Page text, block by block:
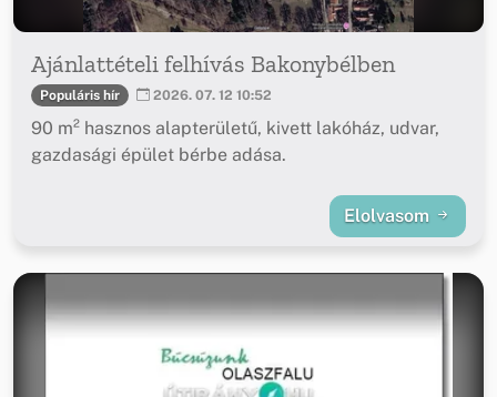
Ajánlattételi felhívás Bakonybélben
Populáris hír 2026. 07. 12 10:52
90 m² hasznos alapterületű, kivett lakóház, udvar,
gazdasági épület bérbe adása.
Elolvasom